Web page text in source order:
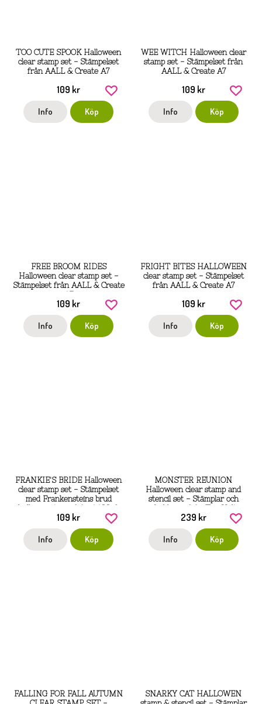
TOO CUTE SPOOK Halloween
clear stamp set - Stämpelset
från AALL & Create A7
109 kr
Info Köp
WEE WITCH Halloween clear
stamp set - Stämpelset från
AALL & Create A7
109 kr
Info Köp
FREE BROOM RIDES
Halloween clear stamp set -
Stämpelset från AALL & Create
A7
109 kr
Info Köp
FRIGHT BITES HALLOWEEN
clear stamp set - Stämpelset
från AALL & Create A7
109 kr
Info Köp
FRANKIE'S BRIDE Halloween
clear stamp set - Stämpelset
med Frankensteins brud
halloweentema från AALL &
Create A7
109 kr
Info Köp
MONSTER REUNION
Halloween clear stamp and
stencil set - Stämplar och
schabloner från Tim Holtz
Stamper's Anonymous
239 kr
Info Köp
FALLING FOR FALL AUTUMN
SNARKY CAT HALLOWEN